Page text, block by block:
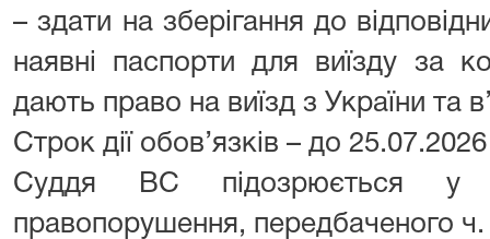
– здати на зберігання до
наявні паспорти для виїзду за
дають право на виїзд з України та
Строк дії обов’язків – до
Суддя ВС підозрюється у
правопорушення, передбаченого ч.